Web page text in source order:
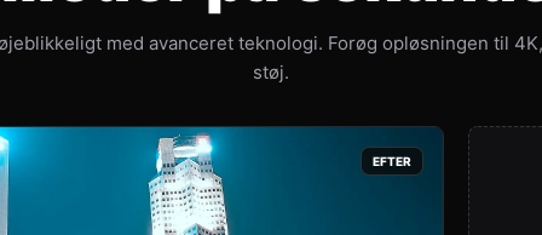
med avanceret teknologi. Forøg opløsningen til
støj.
EFTER